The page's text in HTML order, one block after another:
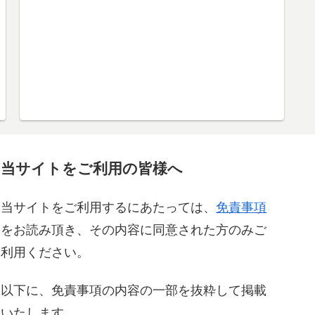
当サイトをご利用の皆様へ
当サイトをご利用するにあたっては、 免責事項
をお読み頂き、その内容に同意された方のみご
利用ください。
以下に、免責事項の内容の一部を抜粋して掲載